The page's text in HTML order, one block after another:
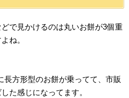
で見かけるのは丸いお餅が3個重
ね。
長方形型のお餅が乗ってて、市販
た感じになってます。